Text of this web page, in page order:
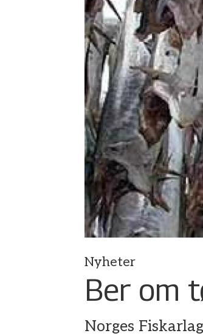
Nyheter
Ber om
Norges